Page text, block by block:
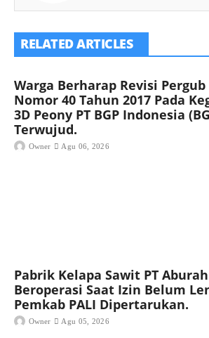
RELATED ARTICLES
Warga Berharap Revisi Pergub
Nomor 40 Tahun 2017 Pada
3D Peony PT BGP Indonesia
Terwujud.
Owner Agu 06, 2026
Pabrik Kelapa Sawit PT
Beroperasi Saat Izin Belum
Pemkab PALI Dipertarukan.
Owner Agu 05, 2026